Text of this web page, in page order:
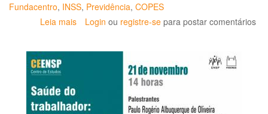
Fundacentro, INSS, Previdência, COPES
Leia mais sobre
INSS
Login ou registre-se para postar comentários